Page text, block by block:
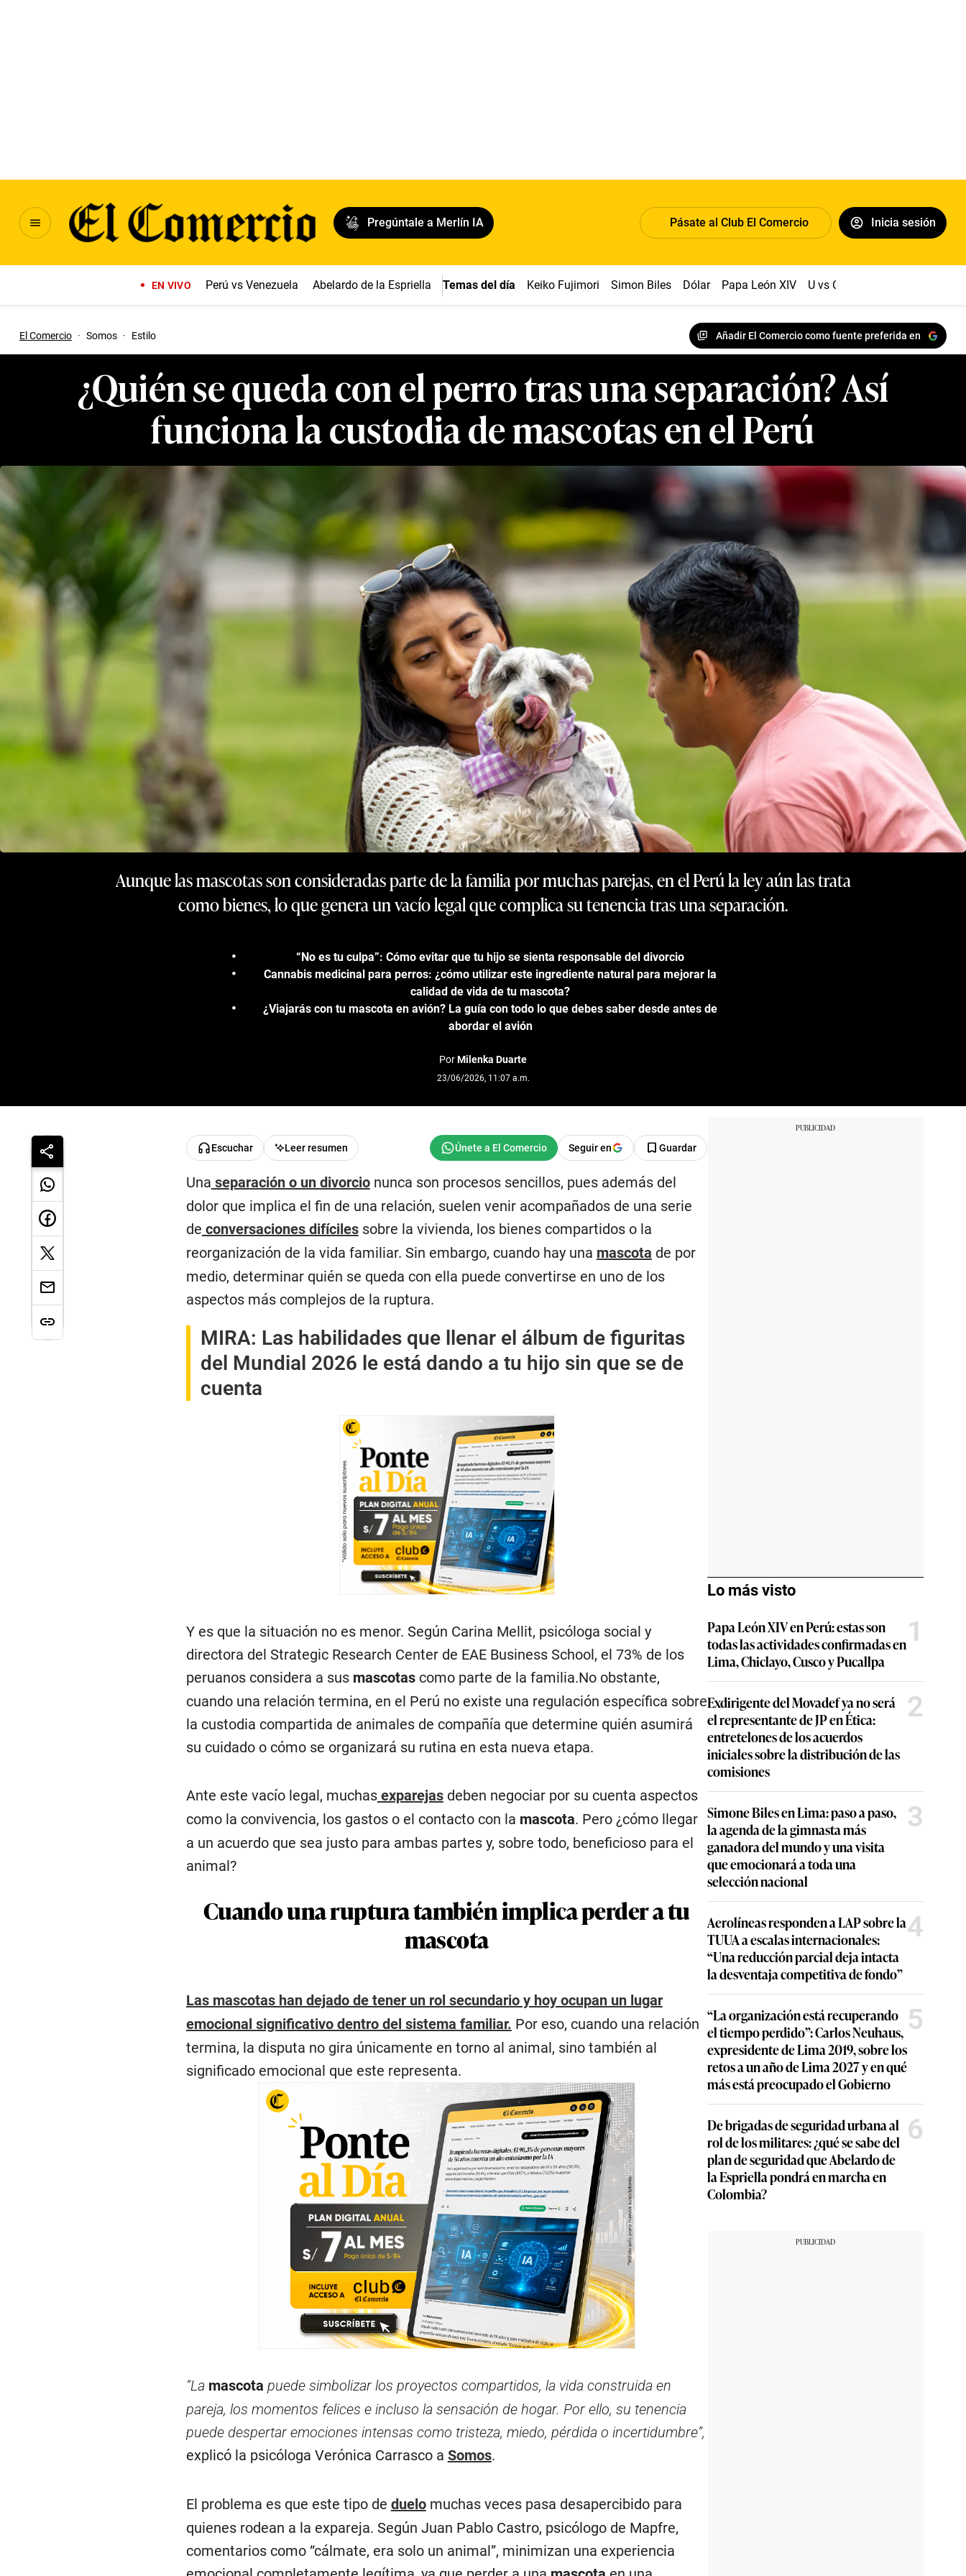
Pregúntale a Merlín IA Pásate al Club El Comercio Inicia sesión
EN VIVO Perú vs Venezuela Abelardo de la Espriella Temas del día Keiko Fujimori Simon Biles Dólar Papa León XIV U vs Cristal
El Comercio · Somos · Estilo Añadir El Comercio como fuente preferida en
¿Quién se queda con el perro tras una separación? Así
funciona la custodia de mascotas en el Perú
Aunque las mascotas son consideradas parte de la familia por muchas parejas, en el Perú la ley aún las trata
como bienes, lo que genera un vacío legal que complica su tenencia tras una separación.
“No es tu culpa”: Cómo evitar que tu hijo se sienta responsable del divorcio
Cannabis medicinal para perros: ¿cómo utilizar este ingrediente natural para mejorar la
calidad de vida de tu mascota?
¿Viajarás con tu mascota en avión? La guía con todo lo que debes saber desde antes de
abordar el avión
PorMilenka Duarte
23/06/2026, 11:07 a.m.
Escuchar Leer resumen Seguir en Guardar
Una separación o un divorcionunca son procesos sencillos, pues además del
dolor que implica el fin de una relación, suelen venir acompañados de una serie
de conversaciones difícilessobre la vivienda, los bienes compartidos o la
reorganización de la vida familiar. Sin embargo, cuando hay una mascota de por
medio, determinar quién se queda con ella puede convertirse en uno de los
aspectos más complejos de la ruptura.
MIRA: Las habilidades que llenar el álbum de figuritas
del Mundial 2026 le está dando a tu hijo sin que se de
cuenta
Y es que la situación no es menor. Según Carina Mellit, psicóloga social y
directora del Strategic Research Center de EAE Business School, el 73% de los
peruanos considera a sus mascotas como parte de la familia.No obstante,
cuando una relación termina, en el Perú no existe una regulación específica sobre
la custodia compartida de animales de compañía que determine quién asumirá
su cuidado o cómo se organizará su rutina en esta nueva etapa.
Ante este vacío legal, muchasexparejasdeben negociar por su cuenta aspectos
como la convivencia, los gastos o el contacto con la mascota. Pero ¿cómo llegar
a un acuerdo que sea justo para ambas partes y, sobre todo, beneficioso para el
animal?
Cuando una ruptura también implica perder a tu
mascota
Las mascotas han dejado de tener un rol secundario y hoy ocupan un lugar
emocional significativo dentro del sistema familiar. Por eso, cuando una relación
termina, la disputa no gira únicamente en torno al animal, sino también al
significado emocional que este representa.
“La mascota puede simbolizar los proyectos compartidos, la vida construida en
pareja, los momentos felices e incluso la sensación de hogar. Por ello, su tenencia
puede despertar emociones intensas como tristeza, miedo, pérdida o incertidumbre”,
explicó la psicóloga Verónica Carrasco a Somos.
El problema es que este tipo de duelomuchas veces pasa desapercibido para
quienes rodean a la expareja. Según Juan Pablo Castro, psicólogo de Mapfre,
comentarios como “cálmate, era solo un animal”, minimizan una experiencia
Lo más visto
Papa León XIV en Perú: estas son
todas las actividades confirmadas en
Lima, Chiclayo, Cusco y Pucallpa
1
Exdirigente del Movadef ya no será
el representante de JP en Ética:
entretelones de los acuerdos
iniciales sobre la distribución de las
comisiones
2
Simone Biles en Lima: paso a paso,
la agenda de la gimnasta más
ganadora del mundo y una visita
que emocionará a toda una
selección nacional
3
Aerolíneas responden a LAP sobre la
TUUA a escalas internacionales:
“Una reducción parcial deja intacta
la desventaja competitiva de fondo”
4
“La organización está recuperando
el tiempo perdido”: Carlos Neuhaus,
expresidente de Lima 2019, sobre los
retos a un año de Lima 2027 y en qué
más está preocupado el Gobierno
5
De brigadas de seguridad urbana al
rol de los militares: ¿qué se sabe del
plan de seguridad que Abelardo de
la Espriella pondrá en marcha en
Colombia?
6